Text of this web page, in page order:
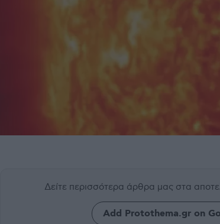
Δείτε περισσότερα άρθρα μας στα
Add Protothema.gr on